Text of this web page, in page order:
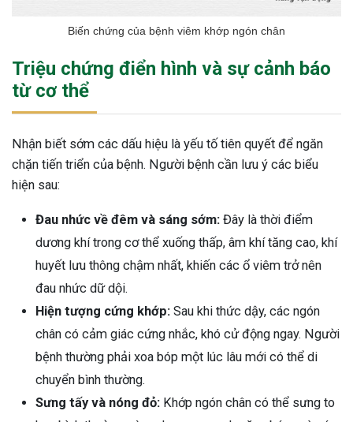
Biến chứng của bệnh viêm khớp ngón chân
Triệu chứng điển hình và sự cảnh báo
từ cơ thể
Nhận biết sớm các dấu hiệu là yếu tố tiên quyết để ngăn
chặn tiến triển của bệnh. Người bệnh cần lưu ý các biểu
hiện sau:
Đau nhức về đêm và sáng sớm: Đây là thời điểm
dương khí trong cơ thể xuống thấp, âm khí tăng cao, khí
huyết lưu thông chậm nhất, khiến các ổ viêm trở nên
đau nhức dữ dội.
Hiện tượng cứng khớp: Sau khi thức dậy, các ngón
chân có cảm giác cứng nhắc, khó cử động ngay. Người
bệnh thường phải xoa bóp một lúc lâu mới có thể di
chuyển bình thường.
Sưng tấy và nóng đỏ: Khớp ngón chân có thể sưng to